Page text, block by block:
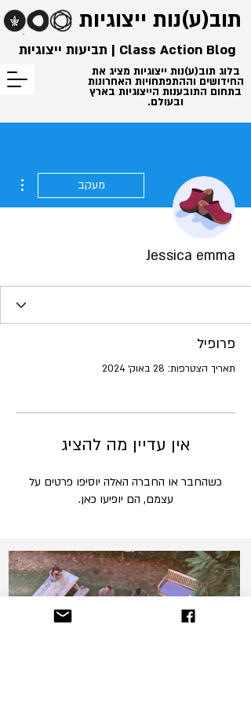
תוב(ע)נות ייצוגיות
בלוג תוב(ע)נות ייצוגיות מציג את
החידושים וההתפתחויות האחרונות
בתחום התובענות הייצוגיות בארץ
ובעולם.
Class Action Blog | תביעות ייצוגיות
מעקב
Jessica emma
פרופיל
תאריך הצטרפות: 28 באוק׳ 2024
אין עדיין מה להציג
כשהחבר או החברה האלה יוסיפו פרטים על
עצמם, הם יופיעו כאן.